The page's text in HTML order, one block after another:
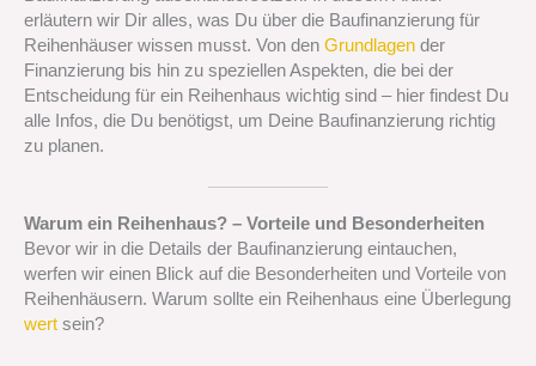
erläutern wir Dir alles, was Du über die Baufinanzierung für
Reihenhäuser wissen musst. Von den Grundlagen der
Finanzierung bis hin zu speziellen Aspekten, die bei der
Entscheidung für ein Reihenhaus wichtig sind – hier findest Du
alle Infos, die Du benötigst, um Deine Baufinanzierung richtig
zu planen.
Warum ein Reihenhaus? – Vorteile und Besonderheiten
Bevor wir in die Details der Baufinanzierung eintauchen,
werfen wir einen Blick auf die Besonderheiten und Vorteile von
Reihenhäusern. Warum sollte ein Reihenhaus eine Überlegung
wert sein?